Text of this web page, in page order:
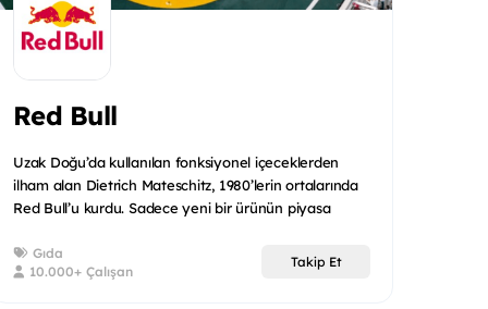
Red Bull
Uzak Doğu’da kullanılan fonksiyonel içeceklerden
ilham alan Dietrich Mateschitz, 1980’lerin ortalarında
Red Bull’u kurdu. Sadece yeni bir ürünün piyasa
Gıda
10.000+ Çalışan
Takip Et